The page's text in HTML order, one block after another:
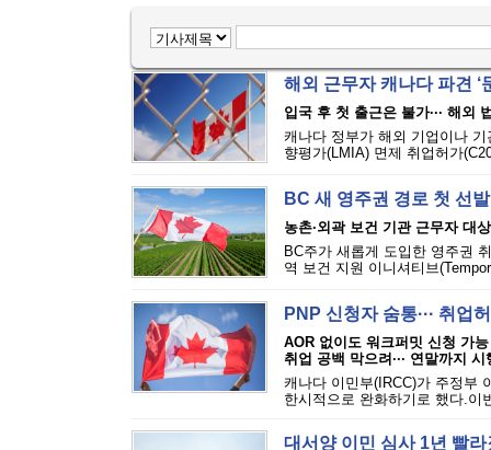
해외 근무자 캐나다 파견 ‘
입국 후 첫 출근은 불가··· 해외
캐나다 정부가 해외 기업이나
향평가(LMIA) 면제 취업허가
BC 새 영주권 경로 첫 선
농촌·외곽 보건 기관 근무자 대상
BC주가 새롭게 도입한 영주권
역 보건 지원 이니셔티브
PNP 신청자 숨통··· 취업
AOR 없이도 워크퍼밋 신청 가능
취업 공백 막으려··· 연말까지 시
캐나다 이민부(IRCC)가 주정부
한시적으로 완화하기로 했다.이
대서양 이민 심사 1년 빨라